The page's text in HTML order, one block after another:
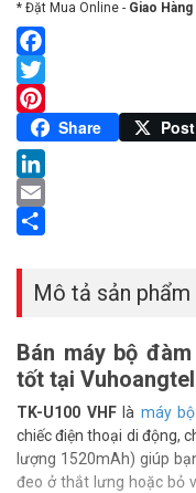
* Đặt Mua Online - Giao
Facebook
Twitter
Pinterest
Share Post
LinkedIn
Email
Mô tả sản phẩm
Bán máy bộ
tốt tại
TK-U100 VHFlà máy
chiếc điện thoại di động,
lượng 1520mAh) giúp
đeo ở thắt lưng hoặc bỏ